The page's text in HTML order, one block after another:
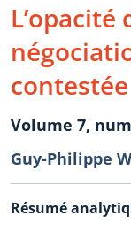
L’opacité
contestée
Volume 7,
Guy-Philippe
Résumé